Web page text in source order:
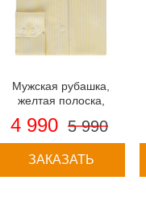
Мужская рубашка,
желтая полоска,
на пуговицах
4 990 5 990
ЗАКАЗАТЬ